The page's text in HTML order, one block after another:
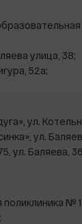
улица, 38;
52а;
ул.
ул.
ул. Баляева,
поликлиника №